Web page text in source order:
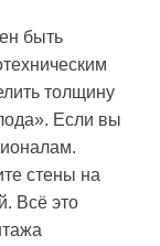
быть
толщину
Если вы
стены на
Всё это